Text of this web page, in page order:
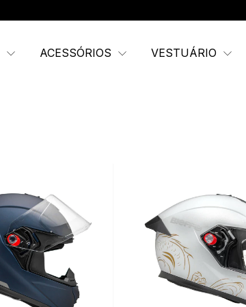
ACESSÓRIOS VESTUÁRIO